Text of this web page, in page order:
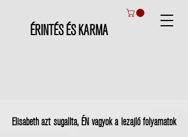
ÉRINTÉS ÉS KARMA
Elisabeth azt sugallta, ÉN vagyok a lezajló folyamatok